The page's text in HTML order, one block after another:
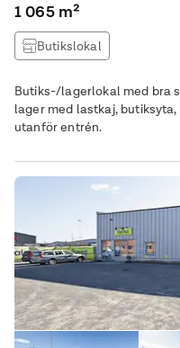
1 065 m²
Butikslokal
Butiks-/lagerlokal med bra
lager med lastkaj,
utanför entrén.